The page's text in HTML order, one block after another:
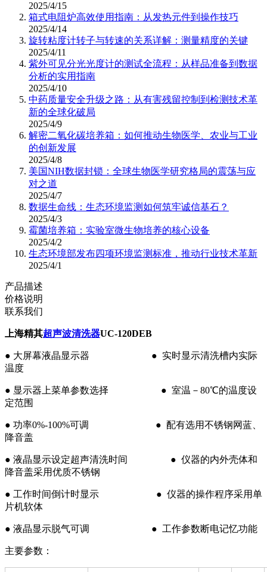
2025/4/15
箱式电阻炉高效使用指南：从发热元件到操作技巧
2025/4/14
旋转粘度计转子与转速的关系详解：测量精度的关键
2025/4/11
紫外可见分光光度计的测试全流程：从样品准备到数据
分析的实用指南
2025/4/10
中药质量安全升级之路：从有害残留控制到检测技术革
新的全球化破局
2025/4/9
解密二氧化碳培养箱：如何推动生物医学、农业与工业
的创新发展
2025/4/8
美国NIH数据封锁：全球生物医学研究格局的震荡与应
对之道
2025/4/7
数据生命线：生态环境监测如何筑牢诚信基石？
2025/4/3
霉菌培养箱：实验室微生物培养的核心设备
2025/4/2
生态环境部发布四项环境监测标准，推动行业技术革新
2025/4/1
产品描述
价格说明
联系我们
上海精其超声波清洗器UC-120DEB
● 大屏幕液晶显示器 ● 实时显示清洗槽内实际
温度
● 显示器上菜单参数选择 ● 室温－80℃的温度设
定范围
● 功率0%-100%可调 ● 配有选用不锈钢网蓝、
降音盖
● 液晶显示设定超声清洗时间 ● 仪器的内外壳体和
降音盖采用优质不锈钢
● 工作时间倒计时显示 ● 仪器的操作程序采用单
片机软体
● 液晶显示脱气可调 ● 工作参数断电记忆功能
主要参数：